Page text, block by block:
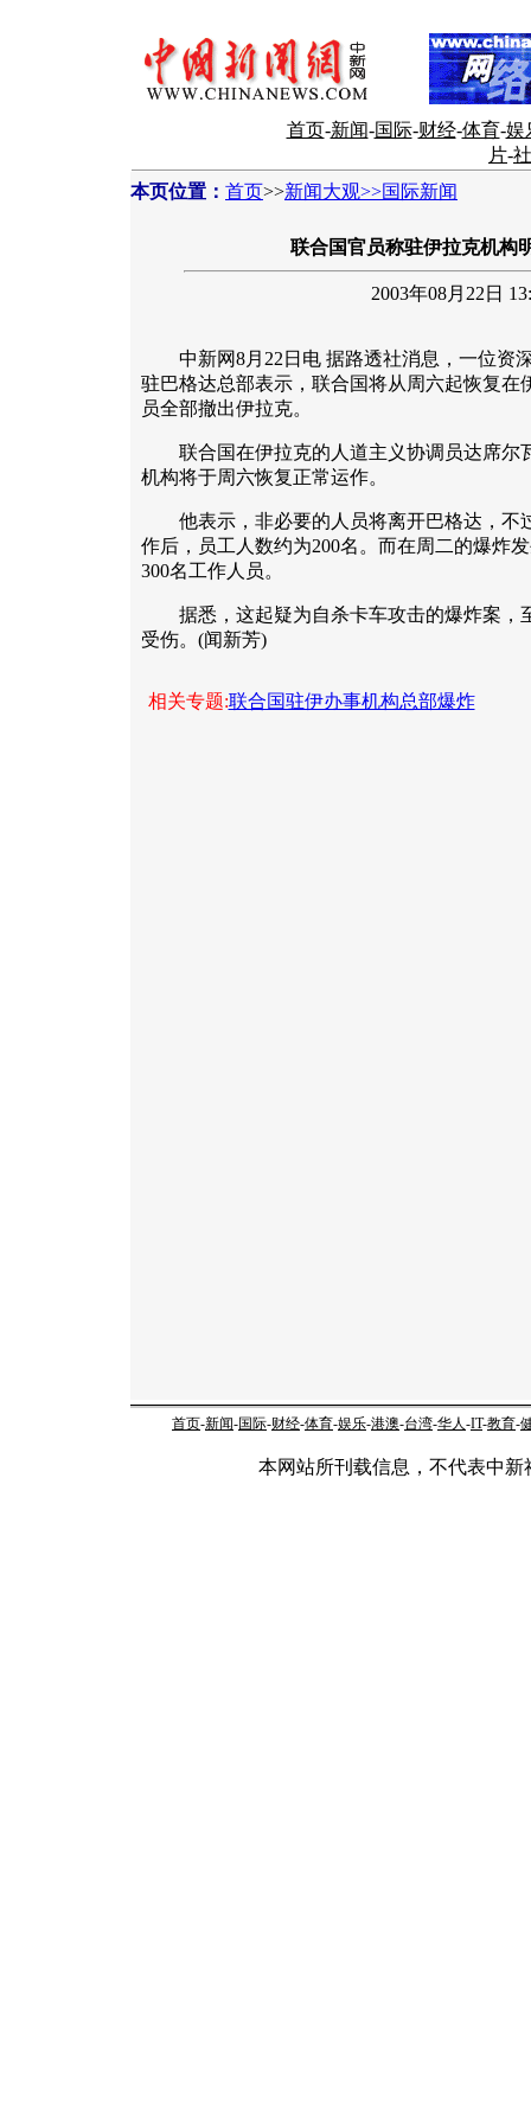
首页-新闻-国际-财经-体育-娱
片-
本页位置： 首页>>新闻大观>>国际新闻
联合国官员称驻伊拉克机构
2003年08月22日
中新网8月22日电 据路透社消息，一位资
驻巴格达总部表示，联合国将从周六起恢复在
员全部撤出伊拉克。
联合国在伊拉克的人道主义协调员达席尔
机构将于周六恢复正常运作。
他表示，非必要的人员将离开巴格达，不
作后，员工人数约为200名。而在周二的爆炸
300名工作人员。
据悉，这起疑为自杀卡车攻击的爆炸案，
受伤。(闻新芳)
相关专题:联合国驻伊办事机构总部爆炸
首页-新闻-国际-财经-体育-娱乐-港澳-台湾-华人-IT-教育-
本网站所刊载信息，不代表中